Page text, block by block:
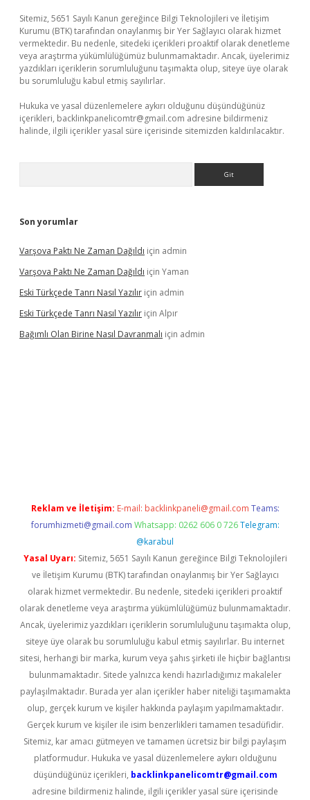
Sitemiz, 5651 Sayılı Kanun gereğince Bilgi Teknolojileri ve İletişim
Kurumu (BTK) tarafından onaylanmış bir Yer Sağlayıcı olarak hizmet
vermektedir. Bu nedenle, sitedeki içerikleri proaktif olarak denetleme
veya araştırma yükümlülüğümüz bulunmamaktadır. Ancak, üyelerimiz
yazdıkları içeriklerin sorumluluğunu taşımakta olup, siteye üye olarak
bu sorumluluğu kabul etmiş sayılırlar.
Hukuka ve yasal düzenlemelere aykırı olduğunu düşündüğünüz
içerikleri, backlinkpanelicomtr@gmail.com adresine bildirmeniz
halinde, ilgili içerikler yasal süre içerisinde sitemizden kaldırılacaktır.
Son yorumlar
Varşova Paktı Ne Zaman Dağıldı için admin
Varşova Paktı Ne Zaman Dağıldı için Yaman
Eski Türkçede Tanrı Nasıl Yazılır için admin
Eski Türkçede Tanrı Nasıl Yazılır için Alpır
Bağımlı Olan Birine Nasıl Davranmalı için admin
Reklam ve İletişim: E-mail: backlinkpaneli@gmail.com Teams:
forumhizmeti@gmail.com Whatsapp: 0262 606 0 726 Telegram:
@karabul
Yasal Uyarı: Sitemiz, 5651 Sayılı Kanun gereğince Bilgi Teknolojileri
ve İletişim Kurumu (BTK) tarafından onaylanmış bir Yer Sağlayıcı
olarak hizmet vermektedir. Bu nedenle, sitedeki içerikleri proaktif
olarak denetleme veya araştırma yükümlülüğümüz bulunmamaktadır.
Ancak, üyelerimiz yazdıkları içeriklerin sorumluluğunu taşımakta olup,
siteye üye olarak bu sorumluluğu kabul etmiş sayılırlar. Bu internet
sitesi, herhangi bir marka, kurum veya şahıs şirketi ile hiçbir bağlantısı
bulunmamaktadır. Sitede yalnızca kendi hazırladığımız makaleler
paylaşılmaktadır. Burada yer alan içerikler haber niteliği taşımamakta
olup, gerçek kurum ve kişiler hakkında paylaşım yapılmamaktadır.
Gerçek kurum ve kişiler ile isim benzerlikleri tamamen tesadüfidir.
Sitemiz, kar amacı gütmeyen ve tamamen ücretsiz bir bilgi paylaşım
platformudur. Hukuka ve yasal düzenlemelere aykırı olduğunu
düşündüğünüz içerikleri, backlinkpanelicomtr@gmail.com
adresine bildirmeniz halinde, ilgili içerikler yasal süre içerisinde